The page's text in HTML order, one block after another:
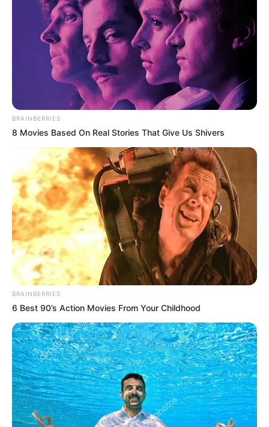
BRAINBERRIES
8 Movies Based On Real Stories That Give Us Shivers
BRAINBERRIES
6 Best 90’s Action Movies From Your Childhood